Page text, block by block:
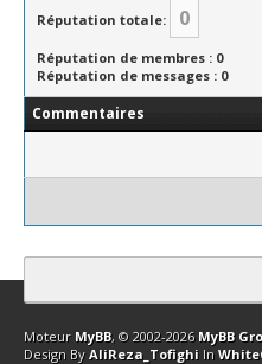
Réputation totale: 0
Réputation de membres : 0
Réputation de messages : 0
Commentaires
Contact Club Affiliation
Moteur MyBB, © 2002-2026 MyBB
Design By AliReza_Tofighi In